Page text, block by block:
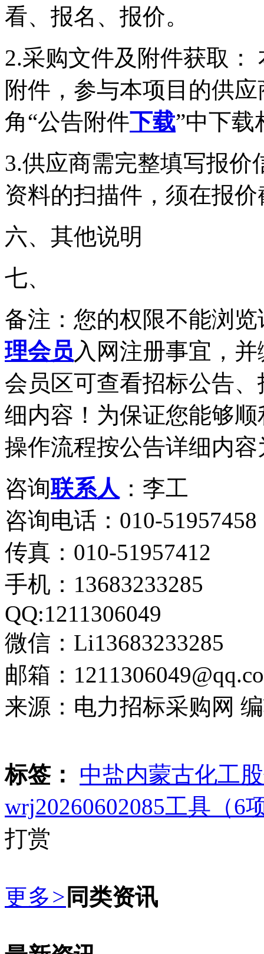
看、报名、报价。
2.采购文件及附件获取：
附件，参与本项目的供
角“公告附件下载”中下载
3.供应商需完整填写报
资料的扫描件，须在报
六、其他说明
七、
备注：您的权限不能浏
理会员 入网注册事宜，
会员区可查看招标公告
细内容！为保证您能够
操作流程按公告详细内容
咨询联系人 ：李工
咨询电话：010-51957458
传真：010-51957412
手机：13683233285
QQ:1211306049
微信：Li13683233285
邮箱：
来源：电力招标采购网
标签：
中盐内蒙古化工
wrj20260602085工具（6
打赏
更多> 同类资讯